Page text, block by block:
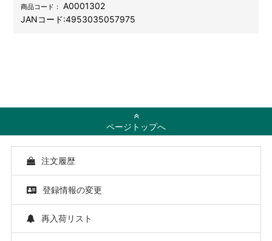
商品コード：
A0001302
JANコード:4953035057975
ページトップへ
注文履歴
登録情報の変更
再入荷リスト